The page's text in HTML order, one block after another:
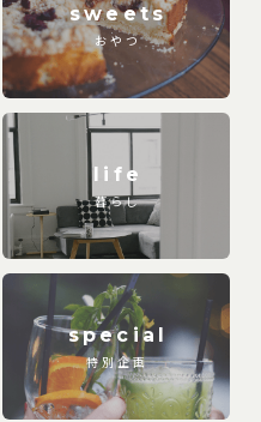
sweets
おやつ
life
暮らし
special
特別企画